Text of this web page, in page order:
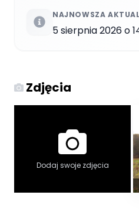
NAJNOWSZA
5 sierpnia 2026 o
Zdjęcia
Dodaj swoje zdjęcia